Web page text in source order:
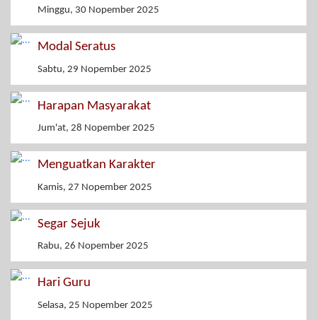
Minggu, 30 Nopember 2025
Modal Seratus
Sabtu, 29 Nopember 2025
Harapan Masyarakat
Jum'at, 28 Nopember 2025
Menguatkan Karakter
Kamis, 27 Nopember 2025
Segar Sejuk
Rabu, 26 Nopember 2025
Hari Guru
Selasa, 25 Nopember 2025